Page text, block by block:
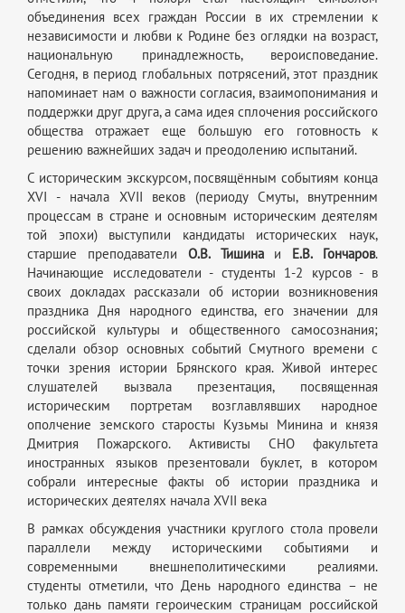
объединения всех граждан России в их стремлении к
независимости и любви к Родине без оглядки на возраст,
национальную принадлежность, вероисповедание.
Сегодня, в период глобальных потрясений, этот праздник
напоминает нам о важности согласия, взаимопонимания и
поддержки друг друга, а сама идея сплочения российского
общества отражает еще большую его готовность к
решению важнейших задач и преодолению испытаний.
С историческим экскурсом, посвящённым событиям конца
XVI - начала XVII веков (периоду Смуты, внутренним
процессам в стране и основным историческим деятелям
той эпохи) выступили кандидаты исторических наук,
старшие преподаватели О.В. Тишина и Е.В. Гончаров.
Начинающие исследователи - студенты 1-2 курсов - в
своих докладах рассказали об истории возникновения
праздника Дня народного единства, его значении для
российской культуры и общественного самосознания;
сделали обзор основных событий Смутного времени с
точки зрения истории Брянского края. Живой интерес
слушателей вызвала презентация, посвященная
историческим портретам возглавлявших народное
ополчение земского старосты Кузьмы Минина и князя
Дмитрия Пожарского. Активисты СНО факультета
иностранных языков презентовали буклет, в котором
собрали интересные факты об истории праздника и
исторических деятелях начала XVII века
В рамках обсуждения участники круглого стола провели
параллели между историческими событиями и
современными внешнеполитическими реалиями.
студенты отметили, что День народного единства – не
только дань памяти героическим страницам российской